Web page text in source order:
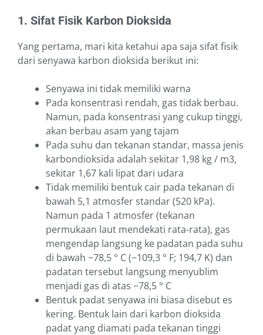
1. Sifat Fisik Karbon Dioksida
Yang pertama, mari kita ketahui apa saja sifat fisik
dari senyawa karbon dioksida berikut ini:
Senyawa ini tidak memiliki warna
Pada konsentrasi rendah, gas tidak berbau.
Namun, pada konsentrasi yang cukup tinggi,
akan berbau asam yang tajam
Pada suhu dan tekanan standar, massa jenis
karbondioksida adalah sekitar 1,98 kg / m3,
sekitar 1,67 kali lipat dari udara
Tidak memiliki bentuk cair pada tekanan di
bawah 5,1 atmosfer standar (520 kPa).
Namun pada 1 atmosfer (tekanan
permukaan laut mendekati rata-rata), gas
mengendap langsung ke padatan pada suhu
di bawah −78,5 ° C (−109,3 ° F; 194,7 K) dan
padatan tersebut langsung menyublim
menjadi gas di atas −78,5 ° C
Bentuk padat senyawa ini biasa disebut es
kering. Bentuk lain dari karbon dioksida
padat yang diamati pada tekanan tinggi